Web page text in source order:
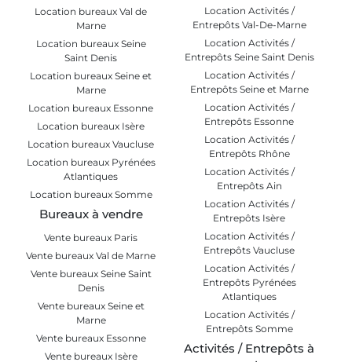
Location bureaux Val de
Marne
Location bureaux Seine
Saint Denis
Location bureaux Seine et
Marne
Location bureaux Essonne
Location bureaux Isère
Location bureaux Vaucluse
Location bureaux Pyrénées
Atlantiques
Location bureaux Somme
Bureaux à vendre
Vente bureaux Paris
Vente bureaux Val de Marne
Vente bureaux Seine Saint
Denis
Vente bureaux Seine et
Marne
Vente bureaux Essonne
Vente bureaux Isère
Location Activités /
Entrepôts Val-De-Marne
Location Activités /
Entrepôts Seine Saint Denis
Location Activités /
Entrepôts Seine et Marne
Location Activités /
Entrepôts Essonne
Location Activités /
Entrepôts Rhône
Location Activités /
Entrepôts Ain
Location Activités /
Entrepôts Isère
Location Activités /
Entrepôts Vaucluse
Location Activités /
Entrepôts Pyrénées
Atlantiques
Location Activités /
Entrepôts Somme
Activités / Entrepôts à